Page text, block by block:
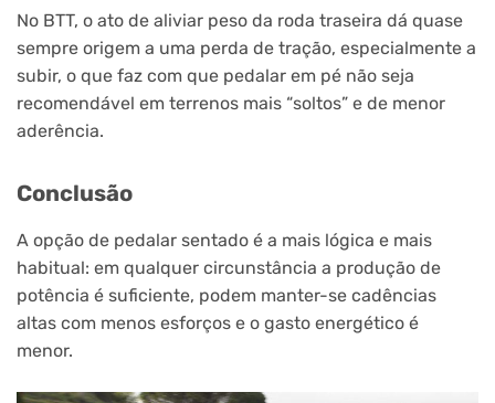
No BTT, o ato de aliviar peso da roda traseira dá quase
sempre origem a uma perda de tração, especialmente a
subir, o que faz com que pedalar em pé não seja
recomendável em terrenos mais “soltos” e de menor
aderência.
Conclusão
A opção de pedalar sentado é a mais lógica e mais
habitual: em qualquer circunstância a produção de
potência é suficiente, podem manter-se cadências
altas com menos esforços e o gasto energético é
menor.